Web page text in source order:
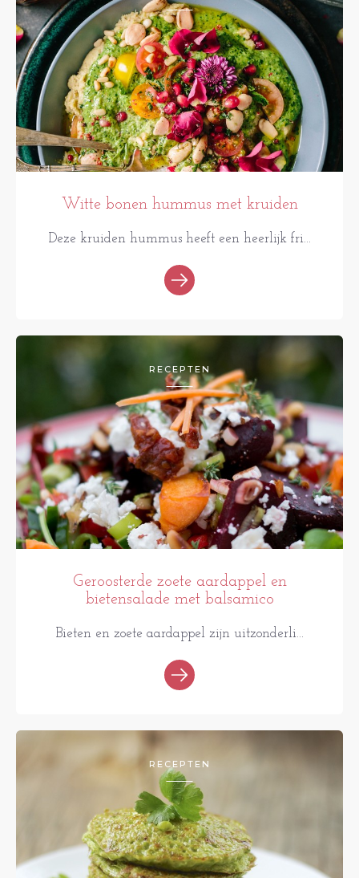
Witte bonen hummus met kruiden
Deze kruiden hummus heeft een heerlijk fri...
RECEPTEN
Geroosterde zoete aardappel en
bietensalade met balsamico
Bieten en zoete aardappel zijn uitzonderli...
RECEPTEN